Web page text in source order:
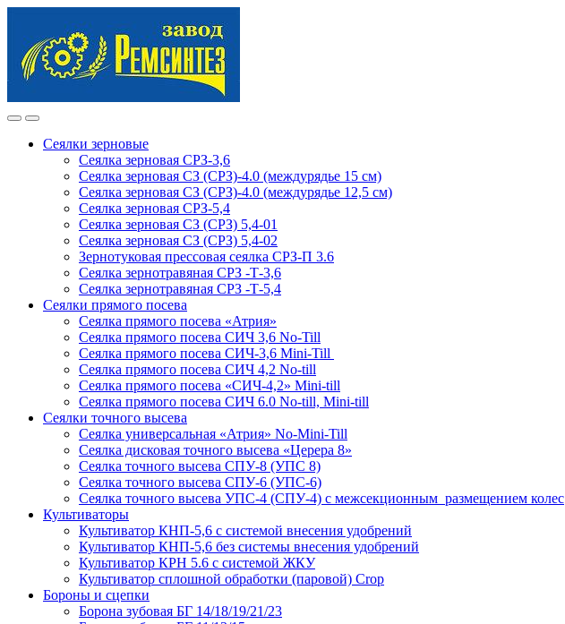
navigation
content
Сеялки зерновые
Сеялка зерновая СРЗ-3,6
Сеялка зерновая СЗ (СРЗ)-4.0 (междурядье 15 см)
Сеялка зерновая СЗ (СРЗ)-4.0 (междурядье 12,5 см)
Сеялка зерновая СРЗ-5,4
Сеялка зерновая СЗ (СРЗ) 5,4-01
Сеялка зерновая СЗ (СРЗ) 5,4-02
Зернотуковая прессовая сеялка СРЗ-П 3.6
Сеялка зернотравяная СРЗ -Т-3,6
Сеялка зернотравяная СРЗ -Т-5,4
Сеялки прямого посева
Сеялка прямого посева «Атрия»
Сеялка прямого посева СИЧ 3,6 No-Till
Сеялка прямого посева СИЧ-3,6 Mini-Till
Сеялка прямого посева СИЧ 4,2 No-till
Сеялка прямого посева «СИЧ-4,2» Mini-till
Сеялка прямого посева СИЧ 6.0 No-till, Mini-till
Сеялки точного высева
Сеялка универсальная «Атрия» No-Mini-Till
Сеялка дисковая точного высева «Церера 8»
Сеялка точного высева СПУ-8 (УПС 8)
Сеялка точного высева СПУ-6 (УПС-6)
Сеялка точного высева УПС-4 (СПУ-4) с межсекционным размещением колес
Культиваторы
Культиватор КНП-5,6 с системой внесения удобрений
Культиватор КНП-5,6 без системы внесения удобрений
Культиватор КРН 5.6 с системой ЖКУ
Культиватор сплошной обработки (паровой) Crop
Бороны и сцепки
Борона зубовая БГ 14/18/19/21/23